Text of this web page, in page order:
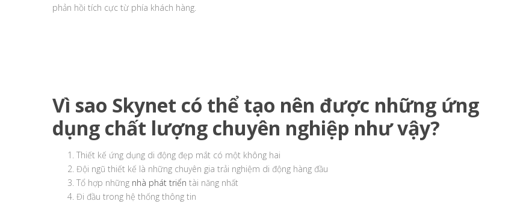
phản hồi tích cực từ phía khách hàng.
Vì sao Skynet có thể tạo nên được những ứng
dụng chất lượng chuyên nghiệp như vậy?
Thiết kế ứng dụng di động đẹp mắt có một không hai
Đội ngũ thiết kế là những chuyên gia trải nghiệm di động hàng đầu
Tổ hợp những nhà phát triển tài năng nhất
Đi đầu trong hệ thống thông tin